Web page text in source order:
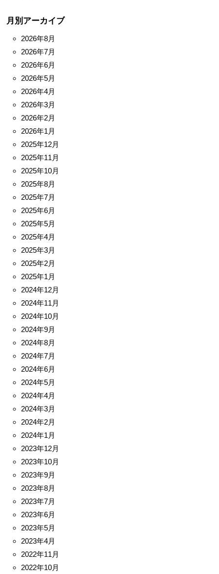
月別アーカイブ
2026年8月
2026年7月
2026年6月
2026年5月
2026年4月
2026年3月
2026年2月
2026年1月
2025年12月
2025年11月
2025年10月
2025年8月
2025年7月
2025年6月
2025年5月
2025年4月
2025年3月
2025年2月
2025年1月
2024年12月
2024年11月
2024年10月
2024年9月
2024年8月
2024年7月
2024年6月
2024年5月
2024年4月
2024年3月
2024年2月
2024年1月
2023年12月
2023年10月
2023年9月
2023年8月
2023年7月
2023年6月
2023年5月
2023年4月
2022年11月
2022年10月